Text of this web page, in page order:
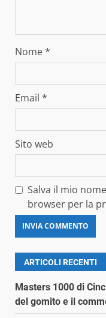
Nome*
Email *
Sito web
Salva il mio
browser per la
ARTICOLI RECENTI
Masters 1000 di
del gomito e il